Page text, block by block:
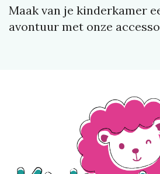
Maak van je kinderkamer
avontuur met onze